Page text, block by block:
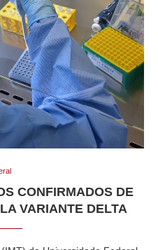
CONFIRMADOS DE
VARIANTE DELTA